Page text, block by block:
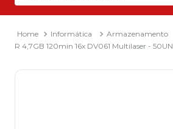
Informática Armazenamento
R 4,7GB 120min 16x DV061 Multilaser - 50UN
Termos mais buscados
mochila
2 º sacola
3º mala